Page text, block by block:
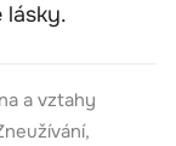
lásky.
a vztahy
,